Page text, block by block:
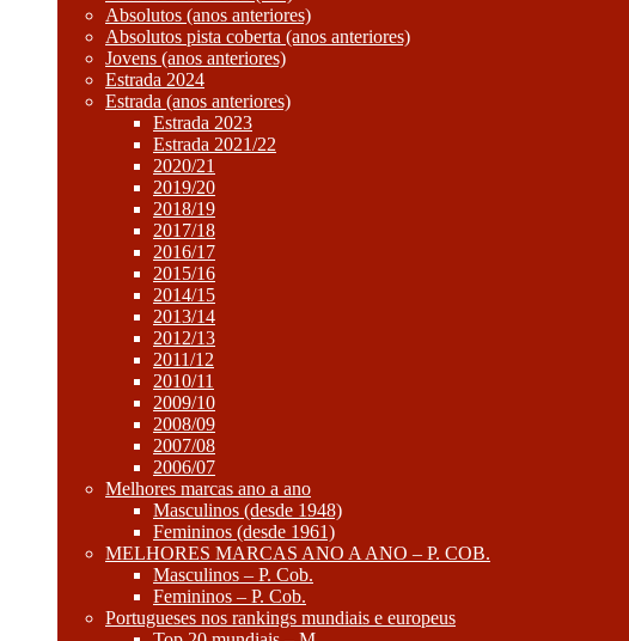
Absolutos (anos anteriores)
Absolutos pista coberta (anos anteriores)
Jovens (anos anteriores)
Estrada 2024
Estrada (anos anteriores)
Estrada 2023
Estrada 2021/22
2020/21
2019/20
2018/19
2017/18
2016/17
2015/16
2014/15
2013/14
2012/13
2011/12
2010/11
2009/10
2008/09
2007/08
2006/07
Melhores marcas ano a ano
Masculinos (desde 1948)
Femininos (desde 1961)
MELHORES MARCAS ANO A ANO – P. COB.
Masculinos – P. Cob.
Femininos – P. Cob.
Portugueses nos rankings mundiais e europeus